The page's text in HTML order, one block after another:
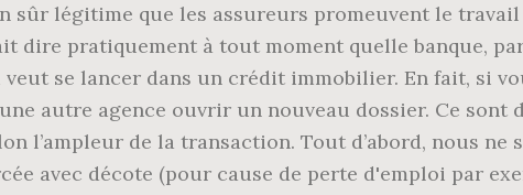
sûr légitime que les assureurs promeuvent le
dire pratiquement à tout moment quelle banque,
se lancer dans un crédit immobilier. En fait, si
autre agence ouvrir un nouveau dossier. Ce sont
l’ampleur de la transaction. Tout d’abord, nous ne
avec décote (pour cause de perte d'emploi par